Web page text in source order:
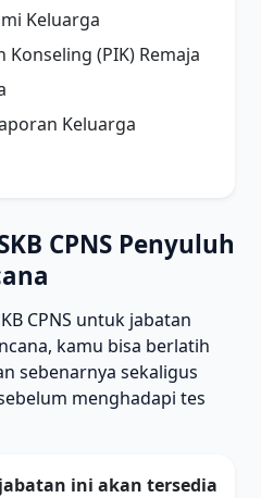
Keluarga
(PIK) Remaja
Keluarga
CPNS Penyuluh
CPNS untuk jabatan
kamu bisa berlatih
sebenarnya sekaligus
menghadapi tes
ini akan tersedia